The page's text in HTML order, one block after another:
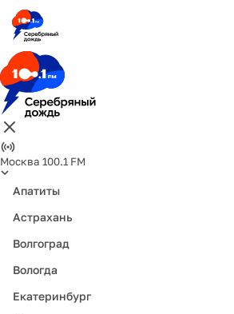
Москва 100.1 FM
Апатиты
Астрахань
Волгоград
Вологда
Екатеринбург